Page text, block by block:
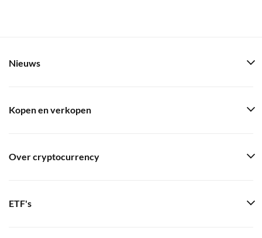
Nieuws
Kopen en verkopen
Over cryptocurrency
ETF's